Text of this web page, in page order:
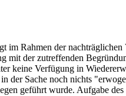
im Rahmen der
mit der zutreffenden
keine Verfügung in
der Sache noch nichts
geführt wurde. Aufgabe